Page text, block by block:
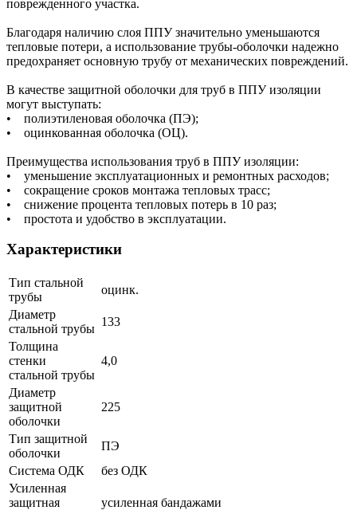
поврежденного участка.
Благодаря наличию слоя ППУ значительно уменьшаются
тепловые потери, а использование трубы-оболочки надежно
предохраняет основную трубу от механических повреждений.
В качестве защитной оболочки для труб в ППУ изоляции
могут выступать:
• полиэтиленовая оболочка (ПЭ);
• оцинкованная оболочка (ОЦ).
Преимущества использования труб в ППУ изоляции:
• уменьшение эксплуатационных и ремонтных расходов;
• сокращение сроков монтажа тепловых трасс;
• снижение процента тепловых потерь в 10 раз;
• простота и удобство в эксплуатации.
Характеристики
Тип стальной
трубы
оцинк.
Диаметр
стальной трубы
133
Толщина
стенки
стальной трубы
4,0
Диаметр
защитной
оболочки
225
Тип защитной
оболочки
ПЭ
Система ОДК
без ОДК
Усиленная
защитная
усиленная бандажами